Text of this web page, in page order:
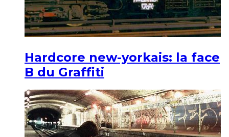
Hardcore new-yorkais: la face
B du Graffiti